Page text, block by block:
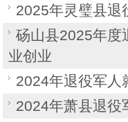
2025年灵璧县退
砀山县2025年度
业创业
2024年退役军人
2024年萧县退役